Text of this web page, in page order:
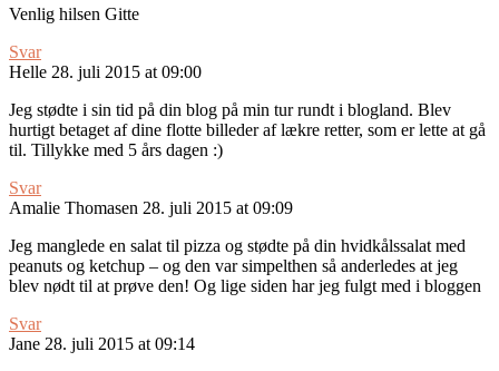
Venlig hilsen Gitte
Svar
Helle 28. juli 2015 at 09:00
Jeg stødte i sin tid på din blog på min tur rundt i blogland. Blev
hurtigt betaget af dine flotte billeder af lækre retter, som er lette at gå
til. Tillykke med 5 års dagen :)
Svar
Amalie Thomasen 28. juli 2015 at 09:09
Jeg manglede en salat til pizza og stødte på din hvidkålssalat med
peanuts og ketchup – og den var simpelthen så anderledes at jeg
blev nødt til at prøve den! Og lige siden har jeg fulgt med i bloggen
Svar
Jane 28. juli 2015 at 09:14